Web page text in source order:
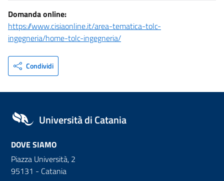
Domanda online:
https://www.cisiaonline.it/area-tematica-tolc-
ingegneria/home-tolc-ingegneria/
Condividi
Università di Catania
DOVE SIAMO
Piazza Università, 2
95131 - Catania